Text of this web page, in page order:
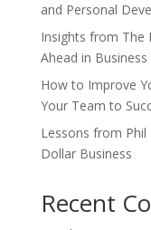
and Personal
Insights from The
Ahead in Business
How to Improve
Your Team to
Lessons from Phil
Dollar Business
Recent